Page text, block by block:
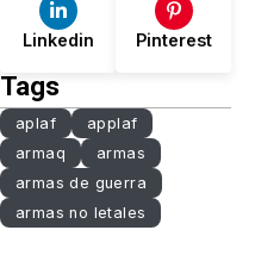
Linkedin Pinterest
Tags
aplaf
applaf
armaq
armas
armas de guerra
armas no letales